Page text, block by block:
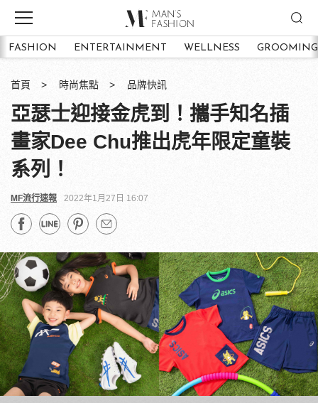
FASHION ENTERTAINMENT WELLNESS GROOMING
首頁 時尚焦點 品牌快訊
亞瑟士迎接金虎到！攜手知名插
畫家Dee Chu推出虎年限定童裝
系列！
MF流行速報 2022年1月27日 16:07